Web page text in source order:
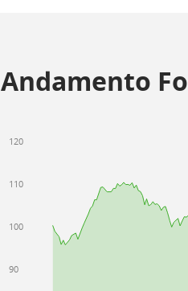
Andamento
90
100
110
120